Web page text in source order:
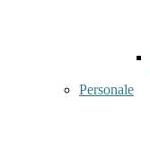
Personale